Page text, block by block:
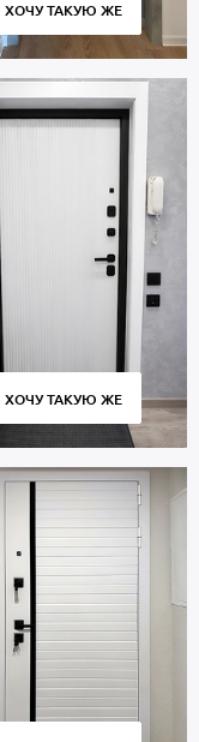
ХОЧУ ТАКУЮ ЖЕ
ХОЧУ ТАКУЮ ЖЕ